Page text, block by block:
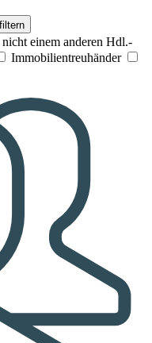
einem anderen Hdl.-
Immobilientreuhänder